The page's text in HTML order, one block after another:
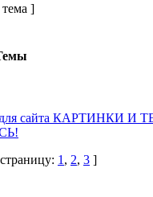
тема ]
сайта КАРТИНКИ И
1 , 2, 3 ]